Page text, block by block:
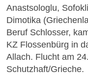
Anastsologlu,
Dimotika
Beruf Schlosser,
KZ Flossenbürg in
Allach. Flucht am
Schutzhaft/Grieche.